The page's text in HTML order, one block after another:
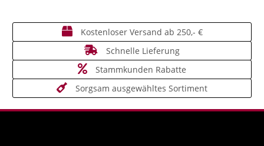
Kostenloser Versand ab 250,- €
Schnelle Lieferung
Stammkunden Rabatte
Sorgsam ausgewähltes Sortiment